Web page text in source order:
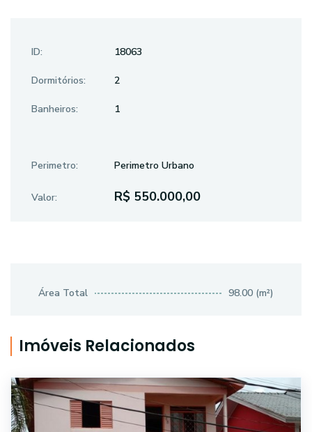
ID: 18063
Dormitórios: 2
Banheiros: 1
Perimetro: Perimetro Urbano
Valor: R$ 550.000,00
Área Total 98.00 (m²)
Imóveis Relacionados